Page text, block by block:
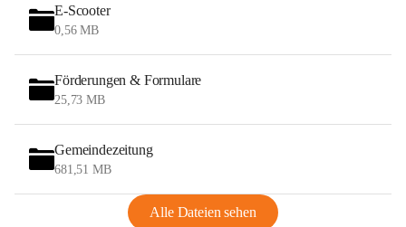
E-Scooter
0,56 MB
Förderungen & Formulare
25,73 MB
Gemeindezeitung
681,51 MB
Alle Dateien sehen